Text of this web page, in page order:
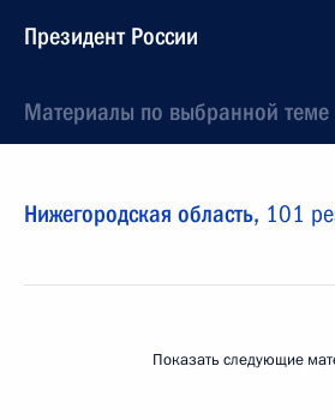
Президент России
Материалы по выбранной теме
Нижегородская область, 101
Показать следующие